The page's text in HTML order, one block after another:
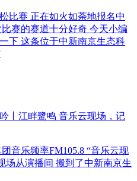
比赛 正在如火如荼地报名中
赛的赛道十分好奇 今天小编
下 这条位于中新南京生态科
丨江畔鹭鸣 音乐云现场，记
音乐频率FM105.8 “音乐云现
场从演播间 搬到了中新南京生